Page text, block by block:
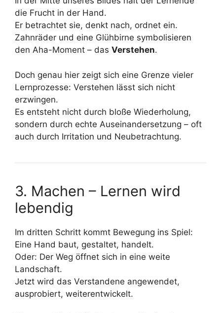
die Frucht in der Hand.
Er betrachtet sie, denkt nach, ordnet ein.
Zahnräder und eine Glühbirne symbolisieren
den Aha-Moment – das Verstehen.
Doch genau hier zeigt sich eine Grenze vieler
Lernprozesse: Verstehen lässt sich nicht
erzwingen.
Es entsteht nicht durch bloße Wiederholung,
sondern durch echte Auseinandersetzung – oft
auch durch Irritation und Neubetrachtung.
3. Machen – Lernen wird
lebendig
Im dritten Schritt kommt Bewegung ins Spiel:
Eine Hand baut, gestaltet, handelt.
Oder: Der Weg öffnet sich in eine weite
Landschaft.
Jetzt wird das Verstandene angewendet,
ausprobiert, weiterentwickelt.